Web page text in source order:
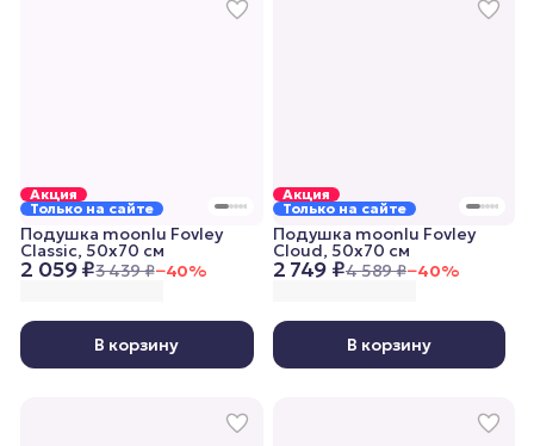
Акция
Только на сайте
2 059 ₽3 439 ₽−40%
Подушка moonlu Fovley
Classic, 50x70 см
В корзину
Акция
Только на сайте
2 749 ₽4 589 ₽−40%
Подушка moonlu Fovley
Cloud, 50x70 см
В корзину